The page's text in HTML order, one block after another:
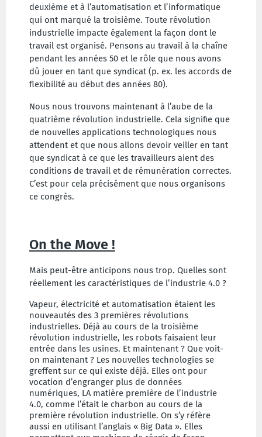
deuxième et à l’automatisation et l’informatique
qui ont marqué la troisième. Toute révolution
industrielle impacte également la façon dont le
travail est organisé. Pensons au travail à la chaîne
pendant les années 50 et le rôle que nous avons
dû jouer en tant que syndicat (p. ex. les accords de
flexibilité au début des années 80).
Nous nous trouvons maintenant à l’aube de la
quatrième révolution industrielle. Cela signifie que
de nouvelles applications technologiques nous
attendent et que nous allons devoir veiller en tant
que syndicat à ce que les travailleurs aient des
conditions de travail et de rémunération correctes.
C’est pour cela précisément que nous organisons
ce congrès.
On the Move !
Mais peut-être anticipons nous trop. Quelles sont
réellement les caractéristiques de l’industrie 4.0 ?
Vapeur, électricité et automatisation étaient les
nouveautés des 3 premières révolutions
industrielles. Déjà au cours de la troisième
révolution industrielle, les robots faisaient leur
entrée dans les usines. Et maintenant ? Que voit-
on maintenant ? Les nouvelles technologies se
greffent sur ce qui existe déjà. Elles ont pour
vocation d’engranger plus de données
numériques, LA matière première de l’industrie
4.0, comme l’était le charbon au cours de la
première révolution industrielle. On s’y réfère
aussi en utilisant l’anglais « Big Data ». Elles